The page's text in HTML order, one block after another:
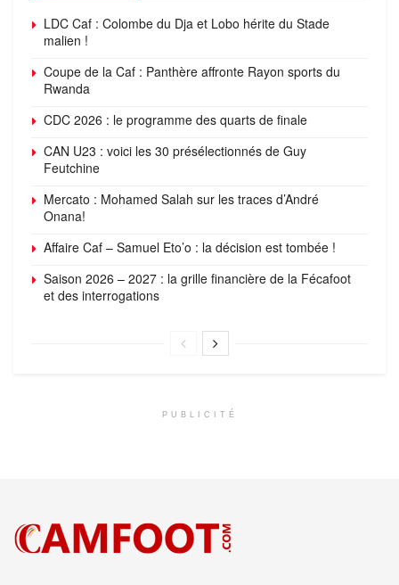
LDC Caf : Colombe du Dja et Lobo hérite du Stade
malien !
Coupe de la Caf : Panthère affronte Rayon sports du
Rwanda
CDC 2026 : le programme des quarts de finale
CAN U23 : voici les 30 présélectionnés de Guy
Feutchine
Mercato : Mohamed Salah sur les traces d’André
Onana!
Affaire Caf – Samuel Eto’o : la décision est tombée !
Saison 2026 – 2027 : la grille financière de la Fécafoot
et des interrogations
PUBLICITÉ